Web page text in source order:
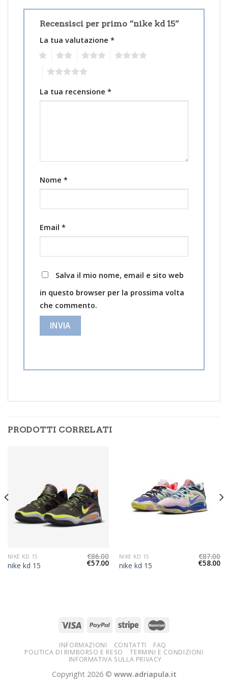
Recensisci per primo “nike kd 15”
La tua valutazione *
La tua recensione *
Nome *
Email *
Salva il mio nome, email e sito web
in questo browser per la prossima volta
che commento.
PRODOTTI CORRELATI
NIKE KD 15
nike kd 15
€86.00
€57.00
NIKE KD 15
nike kd 15
€87.00
€58.00
INFORMAZIONI CONTATTI
FAQ
POLITICA DI RIMBORSO E RESO
TERMINI E CONDIZIONI
INFORMATIVA SULLA PRIVACY
Copyright 2026 © www.adriapula.it